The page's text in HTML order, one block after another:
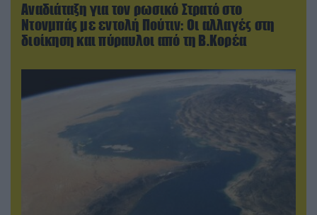
Αναδιάταξη για τον ρωσικό Στρατό στο
Ντονμπάς με εντολή Πούτιν: Οι αλλαγές στη
διοίκηση και πύραυλοι από τη Β.Κορέα